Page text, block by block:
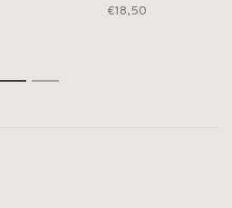
€18,50
1 2